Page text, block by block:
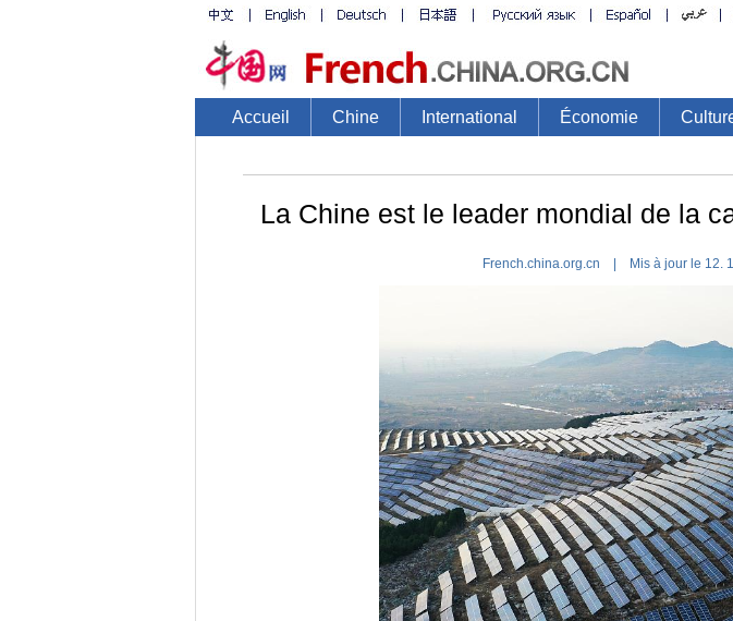
Accueil Chine International Économie
La Chine est le leader mondial de la
French.china.org.cn | Mis à jour le